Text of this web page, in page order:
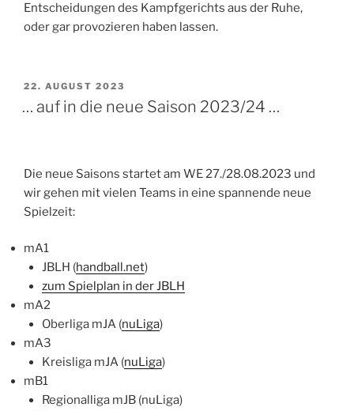
Entscheidungen des Kampfgerichts aus der Ruhe,
oder gar provozieren haben lassen.
VERÖFFENTLICHT
22. AUGUST 2023
… auf in die neue Saison 2023/24 …
Die neue Saisons startet am WE 27./28.08.2023 und
wir gehen mit vielen Teams in eine spannende neue
Spielzeit:
mA1
JBLH (handball.net)
zum Spielplan in der JBLH
mA2
Oberliga mJA (nuLiga)
mA3
Kreisliga mJA (nuLiga)
mB1
Regionalliga mJB (nuLiga)